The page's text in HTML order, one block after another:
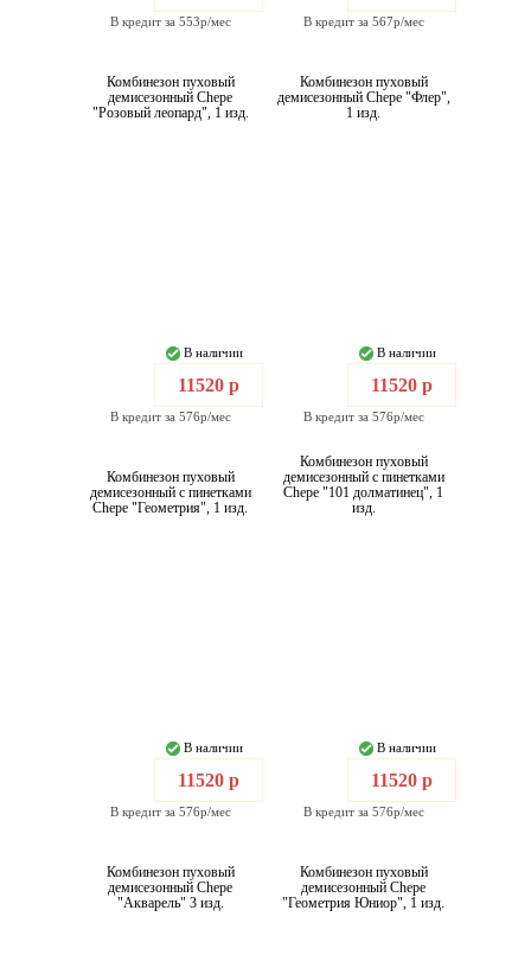
В кредит за 553р/мес В кредит за 567р/мес
Комбинезон пуховый
демисезонный Chepe
"Розовый леопард", 1 изд.
В наличии
11520 р
В кредит за 576р/мес
Комбинезон пуховый
демисезонный Chepe "Флер",
1 изд.
В наличии
11520 р
В кредит за 576р/мес
Комбинезон пуховый
демисезонный с пинетками
Chepe "Геометрия", 1 изд.
В наличии
11520 р
В кредит за 576р/мес
Комбинезон пуховый
демисезонный с пинетками
Chepe "101 долматинец", 1
изд.
В наличии
11520 р
В кредит за 576р/мес
Комбинезон пуховый
демисезонный Chepe
"Акварель" 3 изд.
Комбинезон пуховый
демисезонный Chepe
"Геометрия Юниор", 1 изд.